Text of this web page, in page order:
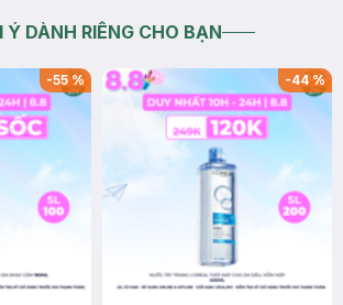
Ý DÀNH RIÊNG CHO BẠN
-55% -44%